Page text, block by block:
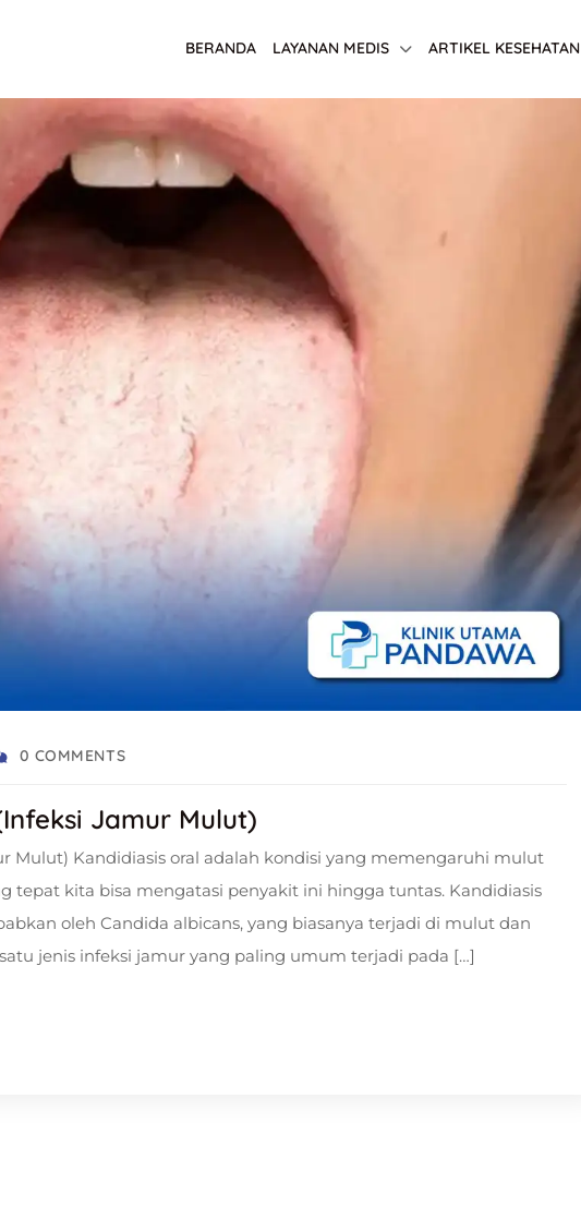
BERANDA LAYANAN MEDIS ARTIKEL KESEHATAN
0 COMMENTS
Jamur Mulut)
Mulut) Kandidiasis oral adalah kondisi yang memengaruhi mulut
tepat kita bisa mengatasi penyakit ini hingga tuntas. Kandidiasis
oleh Candida albicans, yang biasanya terjadi di mulut dan
jenis infeksi jamur yang paling umum terjadi pada […]